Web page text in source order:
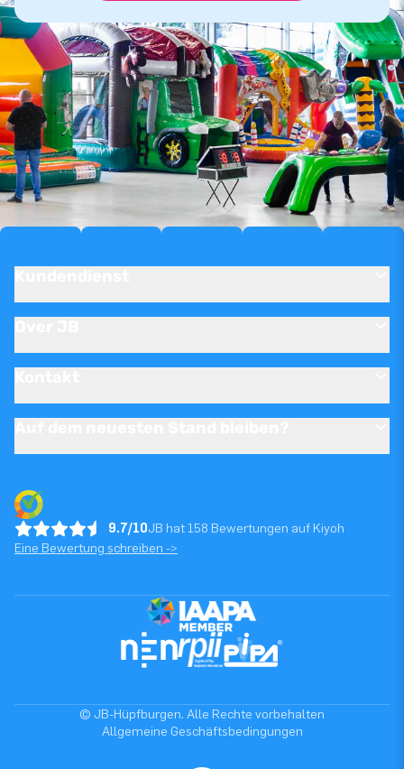
9.7/10JB hat 158 Bewertungen auf Kiyoh
Eine Bewertung schreiben ->
© JB-Hüpfburgen. Alle Rechte vorbehalten
Allgemeine Geschäftsbedingungen